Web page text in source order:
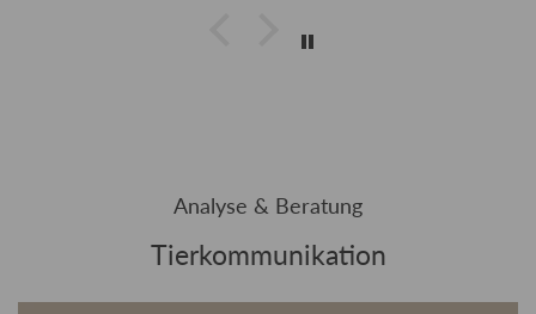
Analyse & Beratung
Tierkommunikation